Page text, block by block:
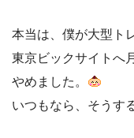
本当は、僕が大型ト
東京ビックサイトへ
やめました。
いつもなら、そうす